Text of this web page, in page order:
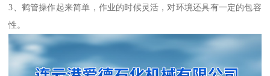
3、鹤管操作起来简单，作业的时候灵活，对环境还具有一定的包容
性。